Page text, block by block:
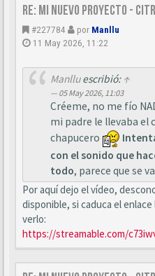
Re: Mi nuevo proyecto -
#227784 por Manllu
11 May 2026, 11:22
Manlluescribió: ↑
05 May 2026, 11:03
Créeme, no me fío
mi padre le llevaba el
chapucero
con el sonido que
todo, parece que se
Por aquí dejo el vídeo,
disponible, si caduca el
verlo:
https://streamable.com/